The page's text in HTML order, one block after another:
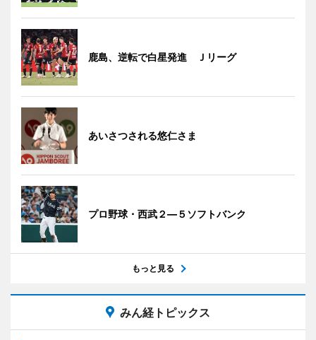
鹿島、逆転で白星発進 Ｊリーグ
あいさつされる悠仁さま
プロ野球・西武２―５ソフトバンク
もっと見る
みん経トピックス